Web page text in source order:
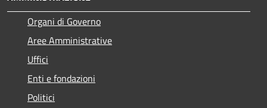
Organi di Governo
Aree Amministrative
Uffici
Enti e fondazioni
Politici